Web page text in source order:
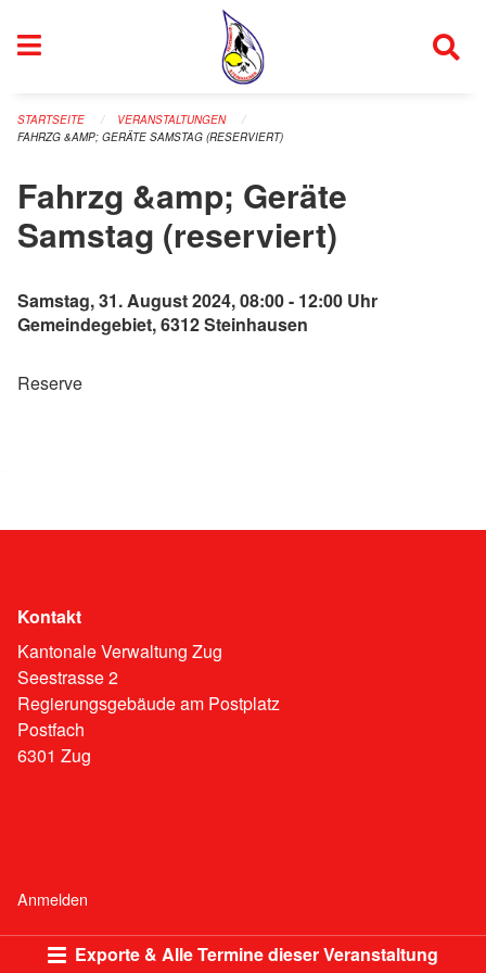
Exporte & Alle Termine dieser Veranstaltung
STARTSEITE
VERANSTALTUNGEN
FAHRZG &AMP; GERÄTE SAMSTAG (RESERVIERT)
Fahrzg &amp; Geräte
Samstag (reserviert)
Samstag, 31. August 2024, 08:00 - 12:00 Uhr
Gemeindegebiet, 6312 Steinhausen
Reserve
Kontakt
Kantonale Verwaltung Zug
Seestrasse 2
Regierungsgebäude am Postplatz
Postfach
6301 Zug
Anmelden